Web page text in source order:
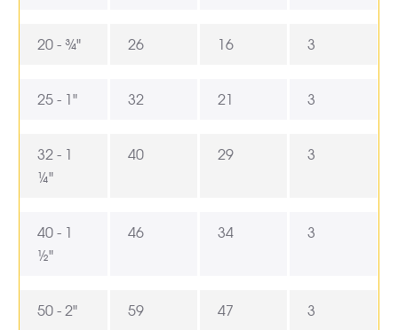
20 - ¾" 26 16 3
25 - 1" 32 21 3
32 - 1
¼"
40 29 3
40 - 1
½"
46 34 3
50 - 2" 59 47 3